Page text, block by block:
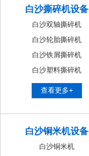
白沙撕碎机设备
白沙双轴撕碎机
白沙轮胎撕碎机
白沙铁屑撕碎机
白沙塑料撕碎机
查看更多+
白沙铜米机设备
白沙铜米机